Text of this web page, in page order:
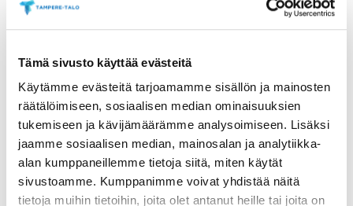
Tämä sivusto käyttää evästeitä
Käytämme evästeitä tarjoamamme sisällön ja mainosten
räätälöimiseen, sosiaalisen median ominaisuuksien
tukemiseen ja kävijämäärämme analysoimiseen. Lisäksi
jaamme sosiaalisen median, mainosalan ja analytiikka-
alan kumppaneillemme tietoja siitä, miten käytät
sivustoamme. Kumppanimme voivat yhdistää näitä
tietoja muihin tietoihin, joita olet antanut heille tai joita on